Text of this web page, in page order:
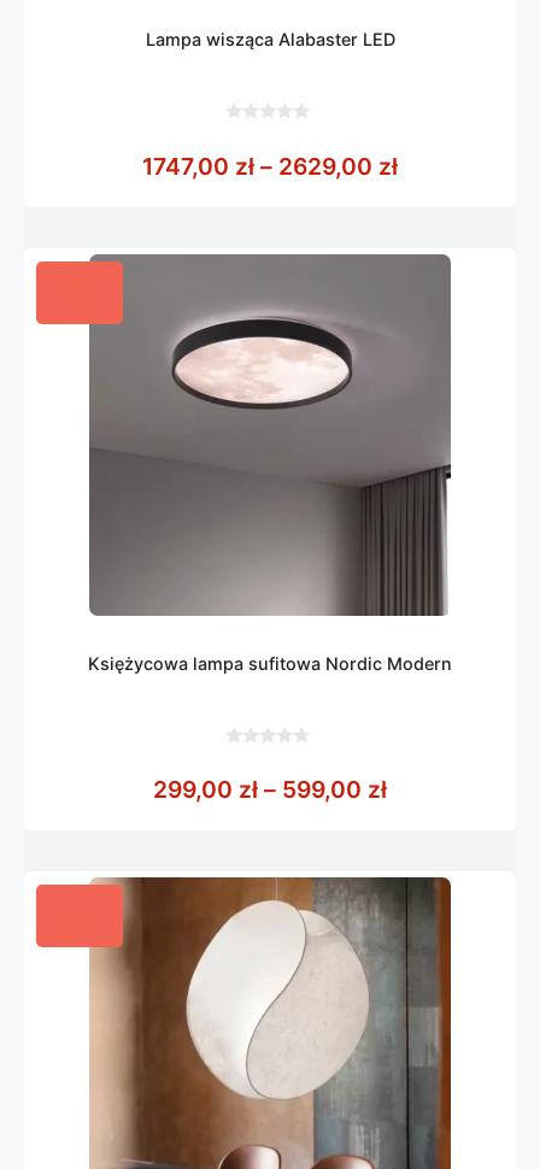
Lampa wisząca Alabaster LED
5
1747,00 zł – 2629,00 złZakres cen:
Księżycowa lampa sufitowa Nordic Modern
5
299,00 zł – 599,00 złZakres cen: